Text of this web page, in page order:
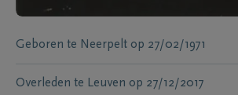
Geboren te Neerpelt op 27/02/1971
Overleden te Leuven op 27/12/2017